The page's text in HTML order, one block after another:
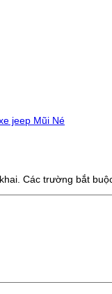
jeep Mũi Né
Các trường bắt